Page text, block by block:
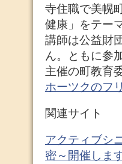
寺住職で美幌
健康」をテー
講師は公益財
ん。ともに参
主催の町教育
ホーツクのフ
関連サイト
アクティブシ
密～開催しま